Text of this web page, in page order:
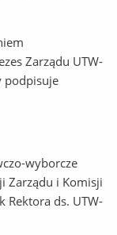
Zarządu UTW-
podpisuje
wyborcze
Zarządu i Komisji
Rektora ds. UTW-